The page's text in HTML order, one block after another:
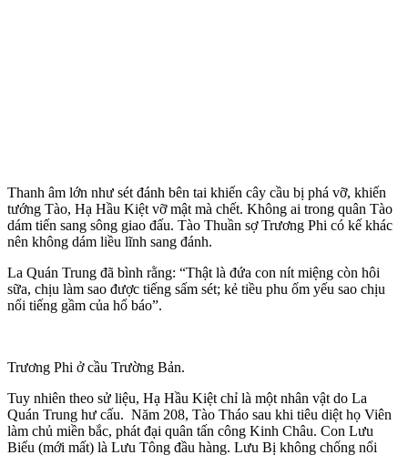
Thanh âm lớn như sét đánh bên tai khiến cây cầu bị phá vỡ, khiến
tướng Tào, Hạ Hầu Kiệt vỡ mật mà chết. Không ai trong quân Tào
dám tiến sang sông giao đấu. Tào Thuần sợ Trương Phi có kế khác
nên không dám liều lĩnh sang đánh.
La Quán Trung đã bình rằng: “Thật là đứa con nít miệng còn hôi
sữa, chịu làm sao được tiếng sấm sét; kẻ tiều phu ốm yếu sao chịu
nổi tiếng gầm của hổ báo”.
Trương Phi ở cầu Trường Bản.
Tuy nhiên theo sử liệu, Hạ Hầu Kiệt chỉ là một nhân vật do La
Quán Trung hư cấu. Năm 208, Tào Tháo sau khi tiêu diệt họ Viên
làm chủ miền bắc, phát đại quân tấn công Kinh Châu. Con Lưu
Biểu (mới mất) là Lưu Tông đầu hàng. Lưu Bị không chống nổi